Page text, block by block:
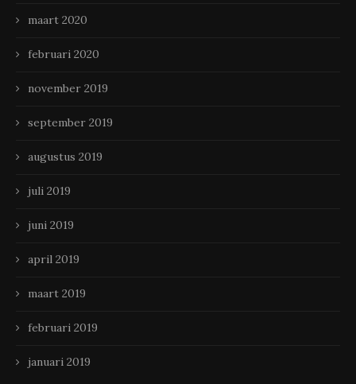
maart 2020
februari 2020
november 2019
september 2019
augustus 2019
juli 2019
juni 2019
april 2019
maart 2019
februari 2019
januari 2019